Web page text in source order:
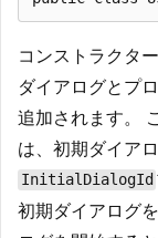
コンストラクター
ダイアログとプ
追加されます。
は、初期ダイア
InitialDialogId
初期ダイアログ